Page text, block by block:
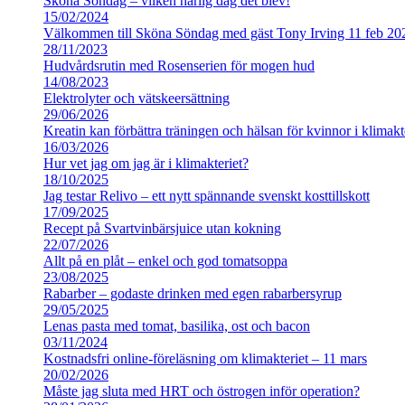
15/02/2024
Välkommen till Sköna Söndag med gäst Tony Irving 11 feb
28/11/2023
Hudvårdsrutin med Rosenserien för mogen hud
14/08/2023
Elektrolyter och vätskeersättning
29/06/2026
Kreatin kan förbättra träningen och hälsan för kvinnor i
16/03/2026
Hur vet jag om jag är i klimakteriet?
18/10/2025
Jag testar Relivo – ett nytt spännande svenskt kosttillskott
17/09/2025
Recept på Svartvinbärsjuice utan kokning
22/07/2026
Allt på en plåt – enkel och god tomatsoppa
23/08/2025
Rabarber – godaste drinken med egen rabarbersyrup
29/05/2025
Lenas pasta med tomat, basilika, ost och bacon
03/11/2024
Kostnadsfri online-föreläsning om klimakteriet – 11 mars
20/02/2026
Måste jag sluta med HRT och östrogen inför operation?